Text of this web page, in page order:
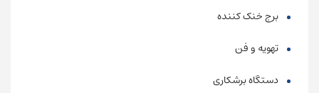
برج خنک کننده
تهویه و فن
دستگاه برشکاری